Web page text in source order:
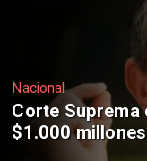
Nacional
Codelco
Andes Norte
riesgos